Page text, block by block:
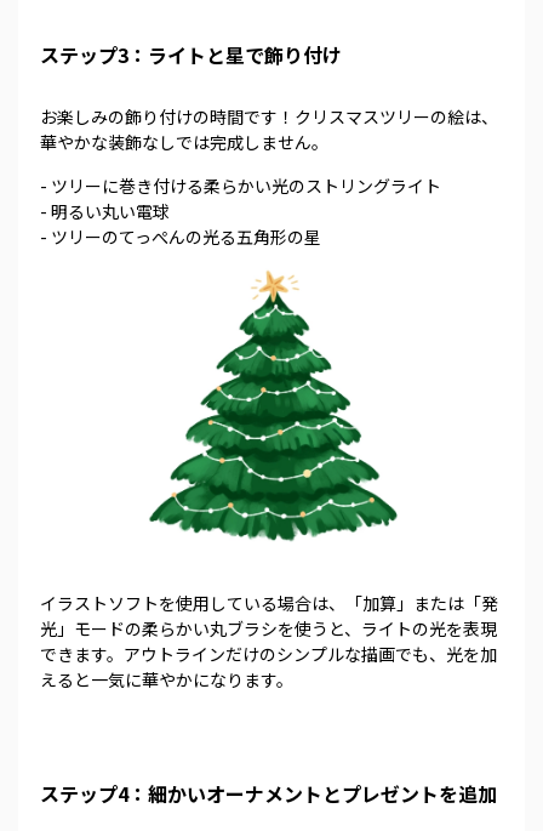
ステップ3：ライトと星で飾り付け
お楽しみの飾り付けの時間です！クリスマスツリーの絵は、
華やかな装飾なしでは完成しません。
- ツリーに巻き付ける柔らかい光のストリングライト
- 明るい丸い電球
- ツリーのてっぺんの光る五角形の星
イラストソフトを使用している場合は、「加算」または「発
光」モードの柔らかい丸ブラシを使うと、ライトの光を表現
できます。アウトラインだけのシンプルな描画でも、光を加
えると一気に華やかになります。
ステップ4：細かいオーナメントとプレゼントを追加